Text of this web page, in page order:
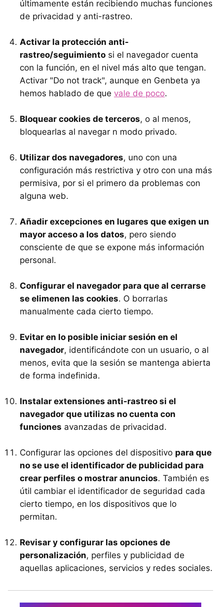
últimamente están recibiendo muchas funciones
de privacidad y anti-rastreo.
Activar la protección anti-
rastreo/seguimiento si el navegador cuenta
con la función, en el nivel más alto que tengan.
Activar "Do not track", aunque en Genbeta ya
hemos hablado de que vale de poco.
Bloquear cookies de terceros, o al menos,
bloquearlas al navegar n modo privado.
Utilizar dos navegadores, uno con una
configuración más restrictiva y otro con una más
permisiva, por si el primero da problemas con
alguna web.
Añadir excepciones en lugares que exigen un
mayor acceso a los datos, pero siendo
consciente de que se expone más información
personal.
Configurar el navegador para que al cerrarse
se elimenen las cookies. O borrarlas
manualmente cada cierto tiempo.
Evitar en lo posible iniciar sesión en el
navegador, identificándote con un usuario, o al
menos, evita que la sesión se mantenga abierta
de forma indefinida.
Instalar extensiones anti-rastreo si el
navegador que utilizas no cuenta con
funciones avanzadas de privacidad.
Configurar las opciones del dispositivo para que
no se use el identificador de publicidad para
crear perfiles o mostrar anuncios. También es
útil cambiar el identificador de seguridad cada
cierto tiempo, en los dispositivos que lo
permitan.
Revisar y configurar las opciones de
personalización, perfiles y publicidad de
aquellas aplicaciones, servicios y redes sociales.